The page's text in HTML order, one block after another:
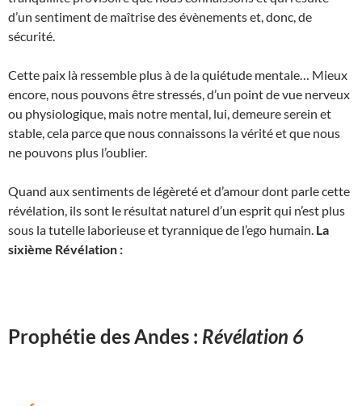
d’un sentiment de maîtrise des évènements et, donc, de
sécurité.
Cette paix là ressemble plus à de la quiétude mentale… Mieux
encore, nous pouvons être stressés, d’un point de vue nerveux
ou physiologique, mais notre mental, lui, demeure serein et
stable, cela parce que nous connaissons la vérité et que nous
ne pouvons plus l’oublier.
Quand aux sentiments de légèreté et d’amour dont parle cette
révélation, ils sont le résultat naturel d’un esprit qui n’est plus
sous la tutelle laborieuse et tyrannique de l’ego humain. La
sixième Révélation :
Prophétie des Andes : Révélation 6